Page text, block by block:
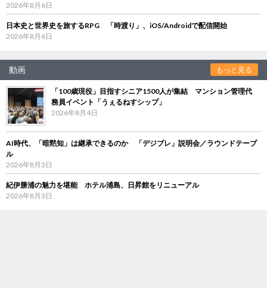
2026年8月6日
日本史と世界史を旅するRPG 「時渡り」、iOS/Androidで配信開始
2026年8月6日
動画 もっと見る
「100歳現役」目指すシニア1500人が集結 マンション管理代
務員イベント「うぇるねすシップ」
2026年8月4日
AI時代、「暗黙知」は継承できるのか 「デジブレ」説明会／ラウンドテーブ
ル
2026年8月3日
紀伊勝浦の魅力を堪能 ホテル浦島、日昇館をリニューアル
2026年8月3日